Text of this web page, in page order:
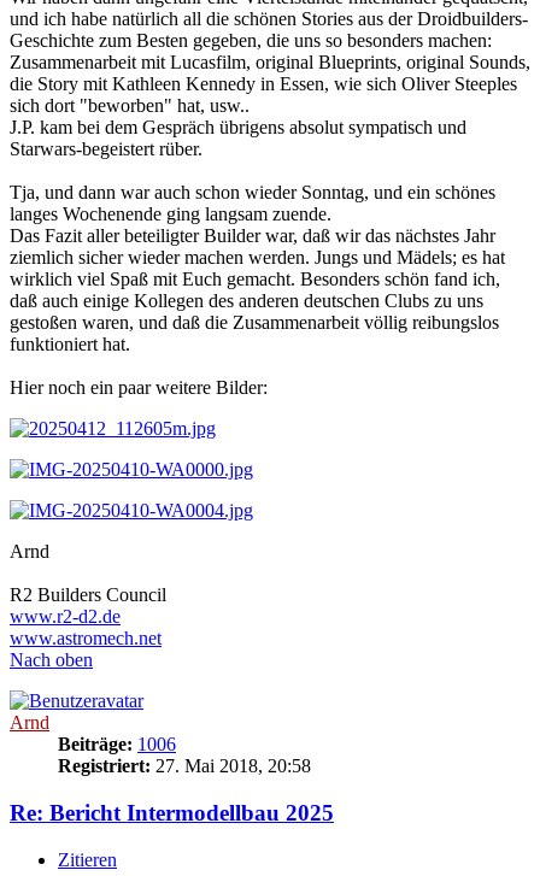
und ich habe natürlich all die schönen Stories aus der Droidbuilders-
Geschichte zum Besten gegeben, die uns so besonders machen:
Zusammenarbeit mit Lucasfilm, original Blueprints, original Sounds,
die Story mit Kathleen Kennedy in Essen, wie sich Oliver Steeples
sich dort "beworben" hat, usw..
J.P. kam bei dem Gespräch übrigens absolut sympatisch und
Starwars-begeistert rüber.
Tja, und dann war auch schon wieder Sonntag, und ein schönes
langes Wochenende ging langsam zuende.
Das Fazit aller beteiligter Builder war, daß wir das nächstes Jahr
ziemlich sicher wieder machen werden. Jungs und Mädels; es hat
wirklich viel Spaß mit Euch gemacht. Besonders schön fand ich,
daß auch einige Kollegen des anderen deutschen Clubs zu uns
gestoßen waren, und daß die Zusammenarbeit völlig reibungslos
funktioniert hat.
Hier noch ein paar weitere Bilder:
Arnd
R2 Builders Council
www.r2-d2.de
www.astromech.net
Nach oben
Arnd
Beiträge: 1006
Registriert: 27. Mai 2018, 20:58
Re: Bericht Intermodellbau 2025
Zitieren